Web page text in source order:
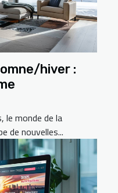
hiver :
le monde de la
de nouvelles...